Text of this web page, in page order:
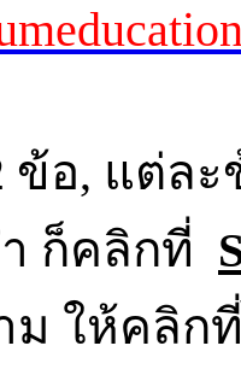
อ, แต่ละ
ก็คลิกที่
ม ให้คลิก